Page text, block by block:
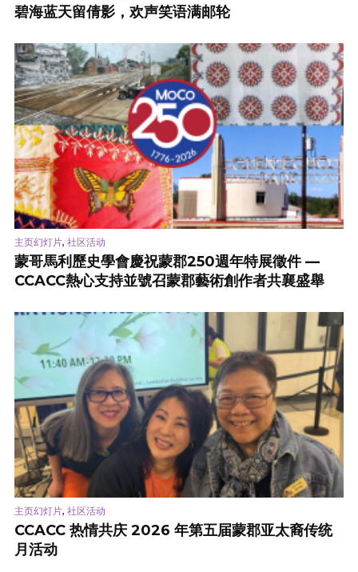
碧海蓝天留倩影，欢声笑语满邮轮
主页幻灯片, 社区活动
蒙哥馬利歷史學會慶祝蒙郡250週年特展徵件 —
CCACC熱心支持並號召蒙郡藝術創作者共襄盛舉
主页幻灯片, 社区活动
CCACC 热情共庆 2026 年第五届蒙郡亚太裔传统
月活动